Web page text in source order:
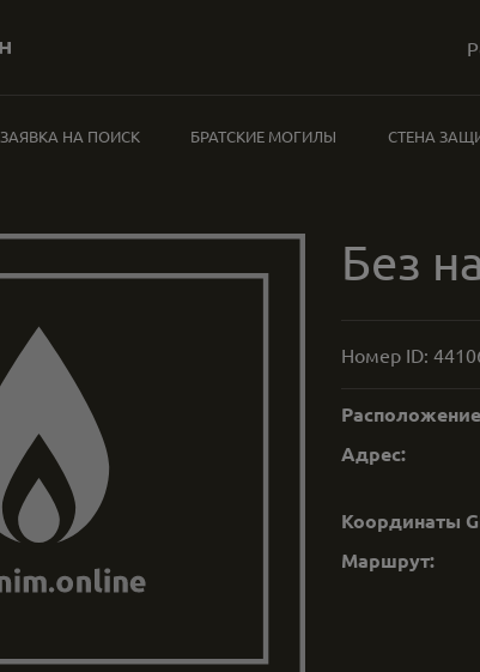
ЗАЯВКА НА ПОИСК БРАТСКИЕ МОГИЛЫ СТЕНА
Без
Номер ID:
Адрес:
Координаты
Маршрут: